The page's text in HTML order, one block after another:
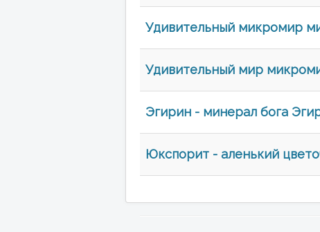
Удивительный микромир
Удивительный мир
Эгирин - минерал бога
Юкспорит - аленький